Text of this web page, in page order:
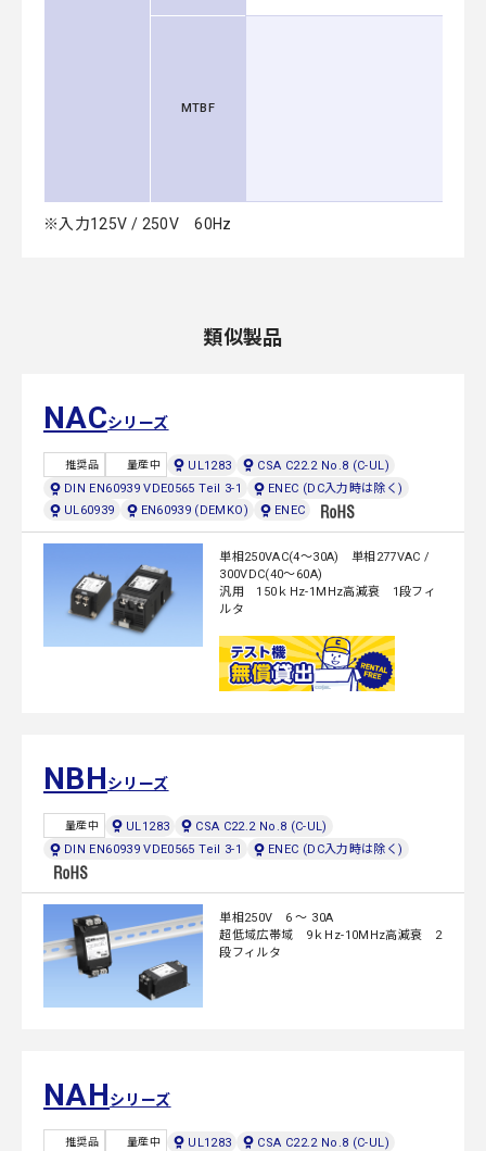
MTBF
※入力125V / 250V 60Hz
類似製品
NACシリーズ
推奨品 量産中 UL1283
CSA C22.2 No.8 (C-UL)
DIN EN60939 VDE0565 Teil 3-1
ENEC (DC入力時は除く)
UL60939
EN60939 (DEMKO) ENEC
単相250VAC(4～30A) 単相277VAC /
300VDC(40～60A)
汎用 150ｋHz-1MHz高減衰 1段フィ
ルタ
NBHシリーズ
量産中 UL1283
CSA C22.2 No.8 (C-UL)
DIN EN60939 VDE0565 Teil 3-1
ENEC (DC入力時は除く)
単相250V 6 ～ 30A
超低域広帯域 9ｋHz-10MHz高減衰 2
段フィルタ
NAHシリーズ
推奨品 量産中 UL1283
CSA C22.2 No.8 (C-UL)